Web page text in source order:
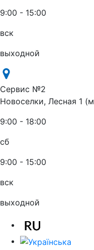
9:00 - 15:00
вск
выходной
Сервис №2
Новоселки, Лесная 1
9:00 - 18:00
сб
9:00 - 15:00
вск
выходной